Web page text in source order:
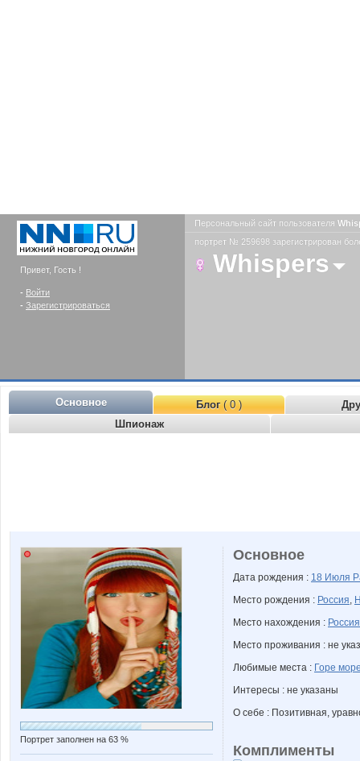
Привет, Гость !
- Войти
- Зарегистрироваться
Персональный сайт пользователя
портрет № 259698 зарегистрирован
Whispers
Основное Блог( 0 )
Шпионаж
Портрет заполнен на 63 %
Основное
Дата рождения : 18 Июля
Место рождения : Россия,
Место нахождения : Россия
Место проживания : не
Любимые места : Горе
Интересы : не указаны
О себе : Позитивная,
Комплименты